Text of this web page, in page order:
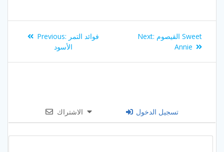
Post
navigation
Previous: Previous
post:
فوائد التمر
الأسود
Next: Next
القيصوم Sweet
Annie
الاشتراك تسجيل الدخول